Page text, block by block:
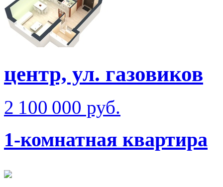
центр, ул. газовиков
2 100 000 руб.
1-комнатная квартира